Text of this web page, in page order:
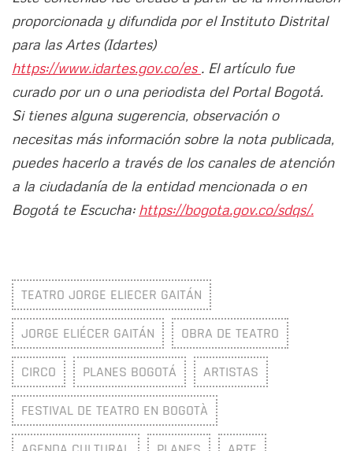
proporcionada y difundida por el Instituto Distrital
para las Artes (Idartes)
https://www.idartes.gov.co/es . El artículo fue
curado por un o una periodista del Portal Bogotá.
Si tienes alguna sugerencia, observación o
necesitas más información sobre la nota publicada,
puedes hacerlo a través de los canales de atención
a la ciudadanía de la entidad mencionada o en
Bogotá te Escucha: https://bogota.gov.co/sdqs/.
TEATRO JORGE ELIECER GAITÁN
JORGE ELIÉCER GAITÁN OBRA DE TEATRO
CIRCO PLANES BOGOTÁ ARTISTAS
FESTIVAL DE TEATRO EN BOGOTÀ